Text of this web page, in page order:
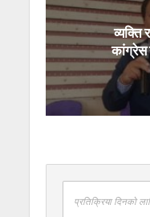
व्यक्ति
कांग्रेस
प्रतिक्रिया दिनको